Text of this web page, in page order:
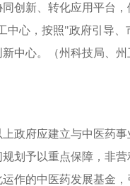
创新、转化应用平台
中心，按照"政府引导
中心。（州科技局、
上政府应建立与中医药
划予以重点保障，非
作的中医药发展基金